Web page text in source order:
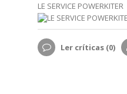
LE SERVICE POWERKITER
Ler críticas (0)